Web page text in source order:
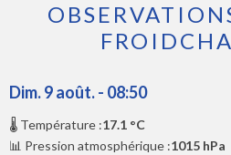
Dim. 9 août. - 08:50
🌡️ Température :17.1 °C
📊 Pression atmosphérique :1015 hPa